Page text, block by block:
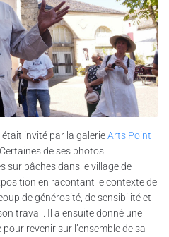
invité par la galerieArts Point
de ses photos
sur bâches dans le village de
en racontant le contexte de
de générosité, de sensibilité et
travail. Il a ensuite donné une
revenir sur l’ensemble de sa